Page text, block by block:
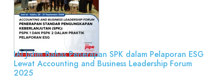
IAI Jatim Bahas Penerapan SPK dalam Pelaporan ESG
Lewat Accounting and Business Leadership Forum
2025